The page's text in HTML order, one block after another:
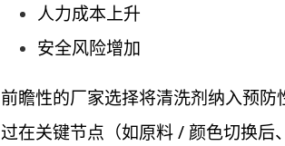
人力成本上升
安全风险增加
前瞻性的厂家选择将清洗剂纳入预
过在关键节点（如原料 / 颜色切换